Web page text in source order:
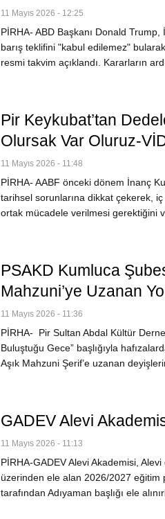
11 Mayıs 2026 - 12:25
PİRHA- ABD Başkanı Donald
barış teklifini "kabul edilemez"
resmi takvim açıklandı. Kararların
Pir Keykubat’tan
Olursak Var Oluruz-
11 Mayıs 2026 - 11:48
PİRHA- AABF önceki dönem İnanç
tarihsel sorunlarına dikkat çekerek,
ortak mücadele verilmesi gerektiğini
PSAKD Kumluca
Mahzuni’ye Uzanan
11 Mayıs 2026 - 11:36
PİRHA- Pir Sultan Abdal Kültür
Buluştuğu Gece” başlığıyla
Aşık Mahzuni Şerif’e uzanan
GADEV Alevi
11 Mayıs 2026 - 11:13
PİRHA-GADEV Alevi Akademisi,
üzerinden ele alan 2026/2027 eğitim
tarafından Adıyaman başlığı ele